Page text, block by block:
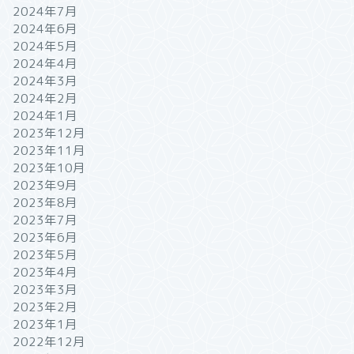
2024年7月
2024年6月
2024年5月
2024年4月
2024年3月
2024年2月
2024年1月
2023年12月
2023年11月
2023年10月
2023年9月
2023年8月
2023年7月
2023年6月
2023年5月
2023年4月
2023年3月
2023年2月
2023年1月
2022年12月